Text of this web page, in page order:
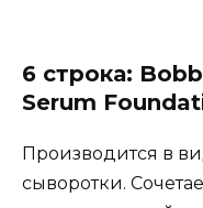
6 строка:
Serum
Производится в
сыворотки.